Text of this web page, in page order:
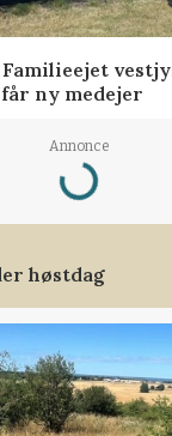
ny medejer
Annonce
Loading...
høstdag